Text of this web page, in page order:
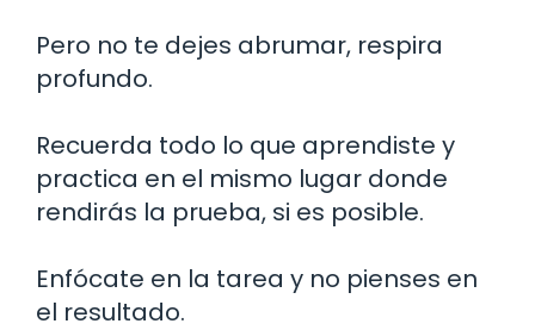
Pero no te dejes abrumar, respira
profundo.
Recuerda todo lo que aprendiste y
practica en el mismo lugar donde
rendirás la prueba, si es posible.
Enfócate en la tarea y no pienses en
el resultado.